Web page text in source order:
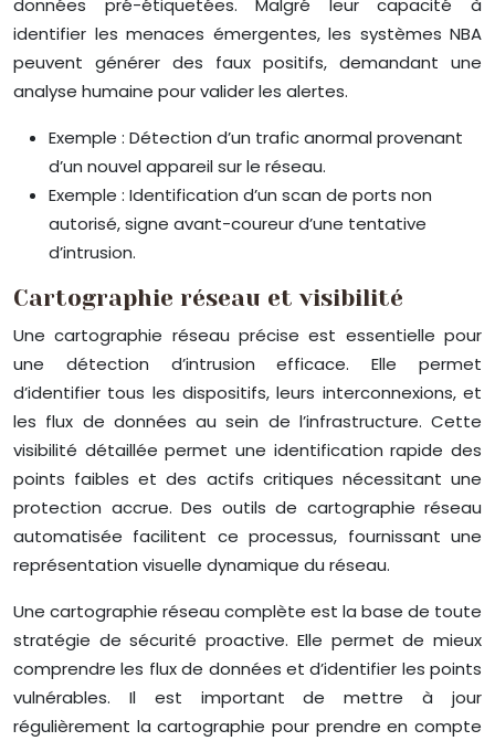
données pré-étiquetées. Malgré leur capacité à
identifier les menaces émergentes, les systèmes NBA
peuvent générer des faux positifs, demandant une
analyse humaine pour valider les alertes.
Exemple : Détection d’un trafic anormal provenant
d’un nouvel appareil sur le réseau.
Exemple : Identification d’un scan de ports non
autorisé, signe avant-coureur d’une tentative
d’intrusion.
Cartographie réseau et visibilité
Une cartographie réseau précise est essentielle pour
une détection d’intrusion efficace. Elle permet
d’identifier tous les dispositifs, leurs interconnexions, et
les flux de données au sein de l’infrastructure. Cette
visibilité détaillée permet une identification rapide des
points faibles et des actifs critiques nécessitant une
protection accrue. Des outils de cartographie réseau
automatisée facilitent ce processus, fournissant une
représentation visuelle dynamique du réseau.
Une cartographie réseau complète est la base de toute
stratégie de sécurité proactive. Elle permet de mieux
comprendre les flux de données et d’identifier les points
vulnérables. Il est important de mettre à jour
régulièrement la cartographie pour prendre en compte